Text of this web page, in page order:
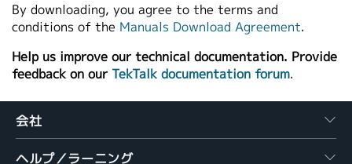
By downloading, you agree to the terms and
conditions of the Manuals Download Agreement.
Help us improve our technical documentation. Provide
feedback on our TekTalk documentation forum.
会社
ヘルプ／ラーニング